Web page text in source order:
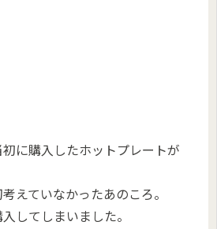
に購入したホットプレートが
えていなかったあのころ。
してしまいました。